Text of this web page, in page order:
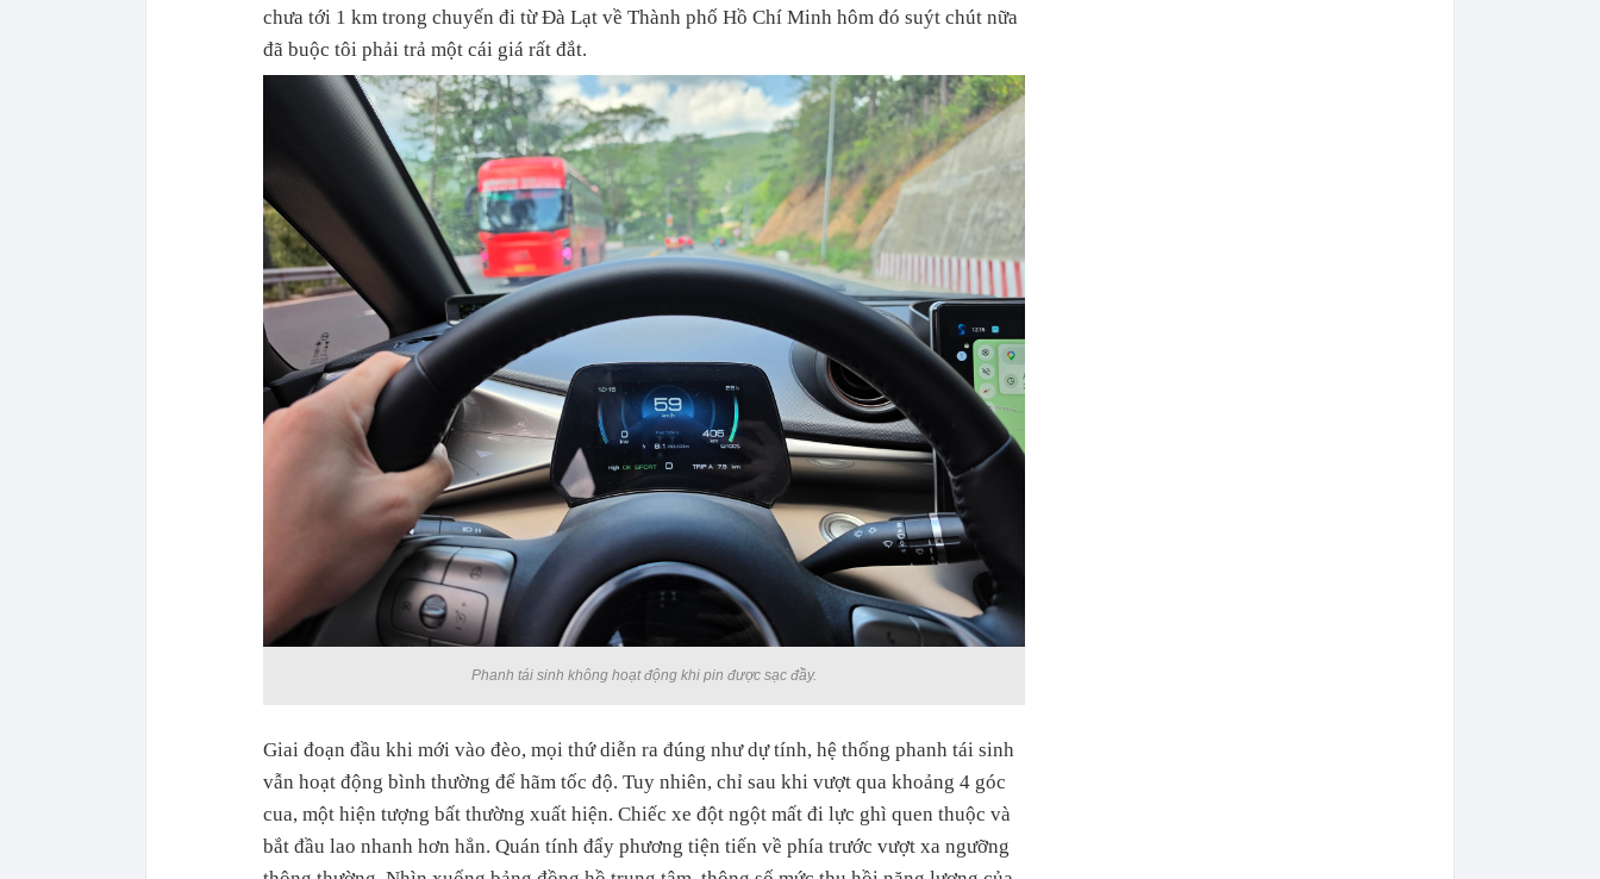
chưa tới 1 km trong chuyến đi từ Đà Lạt về Thành phố Hồ Chí Minh hôm đó suýt chút nữa
đã buộc tôi phải trả một cái giá rất đắt.
Phanh tái sinh không hoạt động khi pin được sạc đầy.
Giai đoạn đầu khi mới vào đèo, mọi thứ diễn ra đúng như dự tính, hệ thống phanh tái sinh
vẫn hoạt động bình thường để hãm tốc độ. Tuy nhiên, chỉ sau khi vượt qua khoảng 4 góc
cua, một hiện tượng bất thường xuất hiện. Chiếc xe đột ngột mất đi lực ghì quen thuộc và
bắt đầu lao nhanh hơn hẳn. Quán tính đẩy phương tiện tiến về phía trước vượt xa ngưỡng